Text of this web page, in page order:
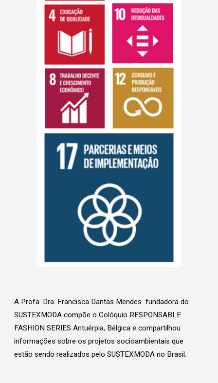
A Profa. Dra. Francisca Dantas Mendes fundadora do
SUSTEXMODA compõe o Colóquio RESPONSABLE
FASHION SERIES Antuérpia, Bélgica e compartilhou
informações sobre os projetos socioambientais que
estão sendo realizados pelo SUSTEXMODA no Brasil.